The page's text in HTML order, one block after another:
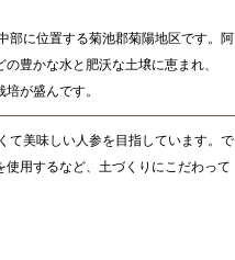
部に位置する菊池郡菊陽地区です。阿
豊かな水と肥沃な土壌に恵まれ、
が盛んです。
て美味しい人参を目指しています。で
使用するなど、土づくりにこだわって